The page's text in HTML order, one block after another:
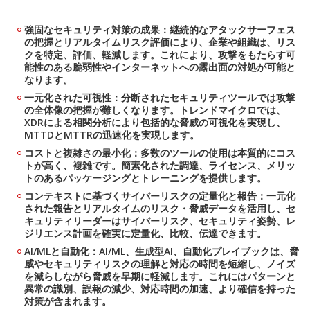
強固なセキュリティ対策の成果：継続的なアタックサーフェス
の把握とリアルタイムリスク評価により、企業や組織は、リス
クを特定、評価、軽減します。これにより、攻撃をもたらす可
能性のある脆弱性やインターネットへの露出面の対処が可能と
なります。
一元化された可視性：分断されたセキュリティツールでは攻撃
の全体像の把握が難しくなります。トレンドマイクロでは、
XDRによる相関分析により包括的な脅威の可視化を実現し、
MTTDとMTTRの迅速化を実現します。
コストと複雑さの最小化：多数のツールの使用は本質的にコス
トが高く、複雑です。簡素化された調達、ライセンス、メリッ
トのあるパッケージングとトレーニングを提供します。
コンテキストに基づくサイバーリスクの定量化と報告：一元化
された報告とリアルタイムのリスク・脅威データを活用し、セ
キュリティリーダーはサイバーリスク、セキュリティ姿勢、レ
ジリエンス計画を確実に定量化、比較、伝達できます。
AI/MLと自動化：AI/ML、生成型AI、自動化プレイブックは、脅
威やセキュリティリスクの理解と対応の時間を短縮し、ノイズ
を減らしながら脅威を早期に軽減します。これにはパターンと
異常の識別、誤報の減少、対応時間の加速、より確信を持った
対策が含まれます。